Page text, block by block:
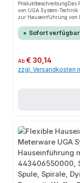
ProduktbeschreibungDas
von UGA System-
zur Hauseinführung von
verschiedene
Montage machen dieses
schnelle MontageHohe
Mehrfachbelegung
finden Sie auch
Sofort
Regulärer Preis:
Ab€ 30,14
zzgl. Versandkosten